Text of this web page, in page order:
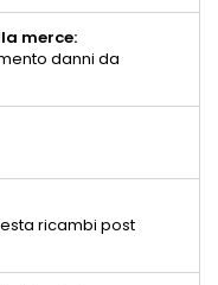
merce:
danni da
ricambi post